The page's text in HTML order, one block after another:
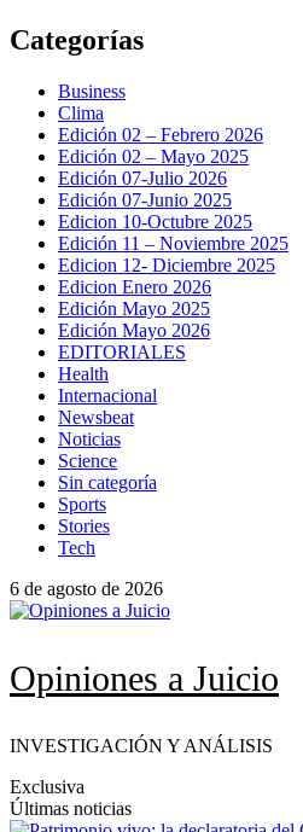
Saltar
al
Categorías
Business
Clima
Edición 02 – Febrero 2026
Edición 02 – Mayo 2025
Edición 07-Julio 2026
Edición 07-Junio 2025
Edicion 10-Octubre 2025
Edición 11 – Noviembre 2025
Edicion 12- Diciembre 2025
Edicion Enero 2026
Edición Mayo 2025
Edición Mayo 2026
EDITORIALES
Health
Internacional
Newsbeat
Noticias
Science
Sin categoría
Sports
Stories
Tech
6 de agosto de 2026
Opiniones a Juicio
INVESTIGACIÓN Y ANÁLISIS
Exclusiva
Últimas noticias